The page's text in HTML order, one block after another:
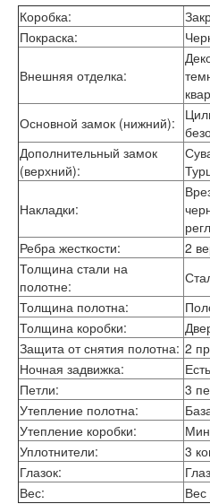
Лабиринт
Лабиринт Сияна
Лабиринт
Лабиринт
Лабиринт
Лабиринт
Лабиринт
Лабиринт
Лабиринт Трендо
Лабиринт Тундра
Лабиринт Урбан
Лабиринт Фрост
Лабиринт Шторм
Лабиринт Эволаб
Двери Про
Двери Интекрон
Интекрон
Интекрон Вектор
Интекрон Гектор
Интекрон Греция
Интекрон Италия
Интекрон Колизей
Интекрон
Интекрон
Интекрон
Интекрон
Интекрон Профит
Интекрон Ронда
Коробка:
Покраска:
Внешняя отделка:
Основной замок (нижний):
Дополнительный замок
(верхний):
Накладки:
Ребра жесткости:
2
Толщина стали на
полотне:
Толщина полотна:
Толщина коробки:
Защита от снятия полотна: 2
Ночная задвижка:
Есть
Петли:
3
Утепление полотна:
Утепление коробки:
Уплотнители:
3
Глазок:
Вес:
Вес